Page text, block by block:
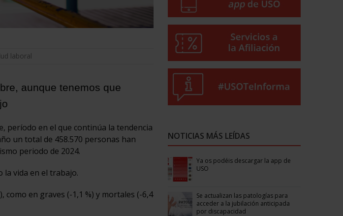
laboral
aunque tenemos que
período en el que continúa la tendencia
un total de 458.570 personas han
periodo de 2024.
la vida en el trabajo.
como en graves (-1,1 %) y mortales (-6,4
NOTICIAS MÁS LEÍDAS
Ya os podéis descargar la app de
USO
Se actualizan las patologías para
acceder a la jubilación anticipada
por discapacidad